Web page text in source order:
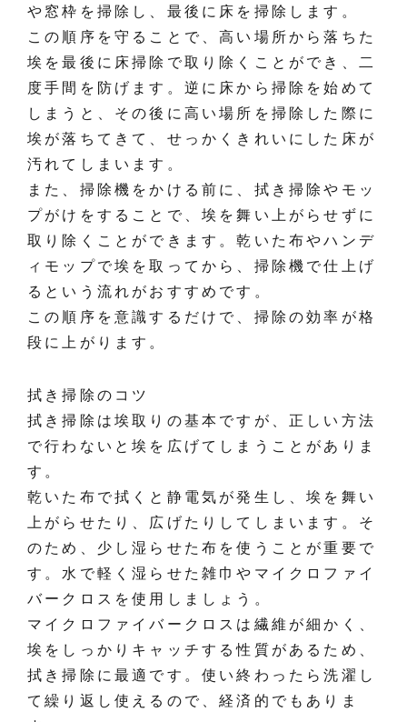
や窓枠を掃除し、最後に床を掃除します。
この順序を守ることで、高い場所から落ちた
埃を最後に床掃除で取り除くことができ、二
度手間を防げます。逆に床から掃除を始めて
しまうと、その後に高い場所を掃除した際に
埃が落ちてきて、せっかくきれいにした床が
汚れてしまいます。
また、掃除機をかける前に、拭き掃除やモッ
プがけをすることで、埃を舞い上がらせずに
取り除くことができます。乾いた布やハンデ
ィモップで埃を取ってから、掃除機で仕上げ
るという流れがおすすめです。
この順序を意識するだけで、掃除の効率が格
段に上がります。
拭き掃除のコツ
拭き掃除は埃取りの基本ですが、正しい方法
で行わないと埃を広げてしまうことがありま
す。
乾いた布で拭くと静電気が発生し、埃を舞い
上がらせたり、広げたりしてしまいます。そ
のため、少し湿らせた布を使うことが重要で
す。水で軽く湿らせた雑巾やマイクロファイ
バークロスを使用しましょう。
マイクロファイバークロスは繊維が細かく、
埃をしっかりキャッチする性質があるため、
拭き掃除に最適です。使い終わったら洗濯し
て繰り返し使えるので、経済的でもありま